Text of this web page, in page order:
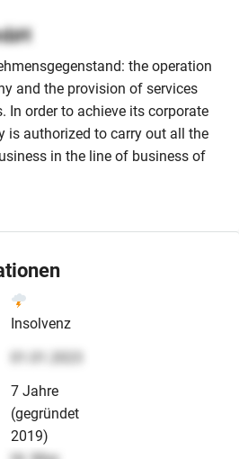
the operation
and the provision of services
In order to achieve its corporate
is authorized to carry out all the
in the line of business of
Insolvenz
7 Jahre
(gegründet
2019)